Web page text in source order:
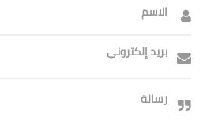
الاسم
بريد إلكتروني
رسالة